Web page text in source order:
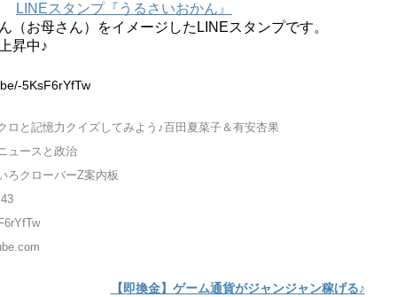
LINEスタンプ『うるさいおかん』
（お母さん）をイメージしたLINEスタンプです。
昇中♪
5KsF6rYfTw
ロと記憶力クイズしてみよう♪百田夏菜子＆有安杏果
ュースと政治
ろクローバーZ案内板
【即換金】ゲーム通貨がジャンジャン稼げる♪